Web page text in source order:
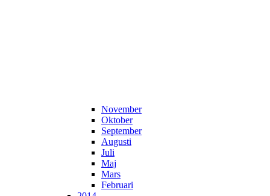
November
Oktober
September
Augusti
Juli
Maj
Mars
Februari